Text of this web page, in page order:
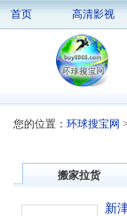
首页 高清影视
您的位置： 环球搜宝网 >
搬家拉货
新